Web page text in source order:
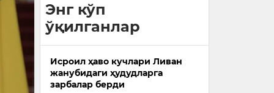
Энг кўп
ўқилганлар
Исроил ҳаво кучлари Ливан
жанубидаги ҳудудларга
зарбалар берди